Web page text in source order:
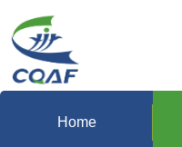
Home